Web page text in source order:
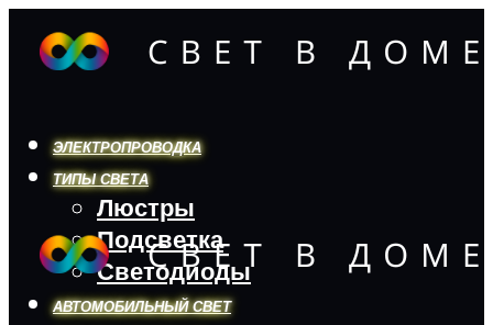
ЭЛЕКТРОПРОВОДКА
ТИПЫ СВЕТА
Люстры
Подсветка
Светодиоды
АВТОМОБИЛЬНЫЙ СВЕТ